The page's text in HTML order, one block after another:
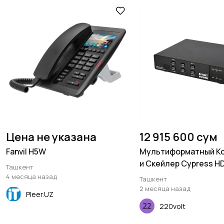
Цена не указана
Fanvil H5W
Ташкент
4 месяца назад
Pleer.UZ
12 915 600 сум
Мультиформатный
и Скейлер Cypress
C/VGA в HDMI/
109TX
Ташкент
2 месяца назад
220volt